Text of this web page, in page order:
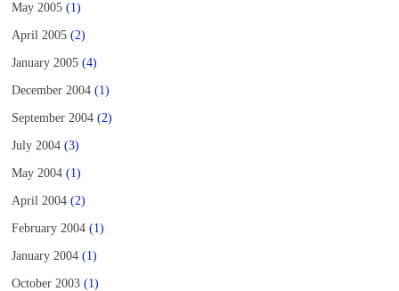
May 2005 (1)
April 2005 (2)
January 2005 (4)
December 2004 (1)
September 2004 (2)
July 2004 (3)
May 2004 (1)
April 2004 (2)
February 2004 (1)
January 2004 (1)
October 2003 (1)